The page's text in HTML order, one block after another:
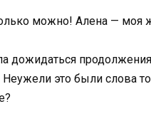
можно! Алена — моя
дожидаться
это были слова